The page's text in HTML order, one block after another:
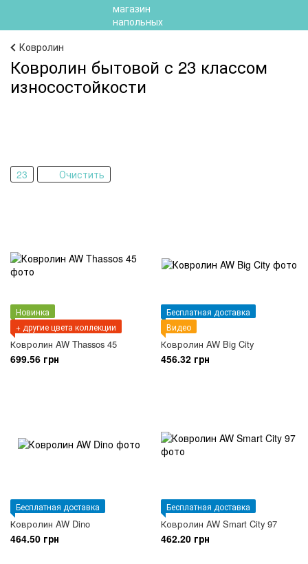
Ковролин
Ковролин бытовой с 23 классом
износостойкости
23 Очистить
Новинка
+ другие цвета коллекции
Ковролин AW Thassos 45
699.56 грн
Бесплатная доставка
Видео
Ковролин AW Big City
456.32 грн
Бесплатная доставка
Ковролин AW Dino
464.50 грн
Бесплатная доставка
Ковролин AW Smart City 97
462.20 грн